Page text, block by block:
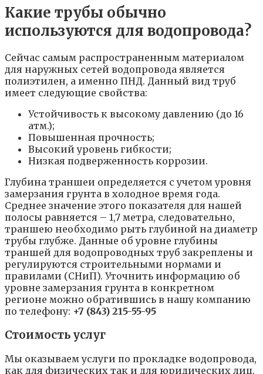
Какие трубы обычно
используются для водопровода?
Сейчас самым распространенным материалом
для наружных сетей водопровода является
полиэтилен, а именно ПНД. Данный вид труб
имеет следующие свойства:
Устойчивость к высокому давлению (до 16
атм.);
Повышенная прочность;
Высокий уровень гибкости;
Низкая подверженность коррозии.
Глубина траншеи определяется с учетом уровня
замерзания грунта в холодное время года.
Среднее значение этого показателя для нашей
полосы равняется – 1,7 метра, следовательно,
траншею необходимо рыть глубиной на диаметр
трубы глубже. Данные об уровне глубины
траншей для водопроводных труб закреплены и
регулируются строительными нормами и
правилами (СНиП). Уточнить информацию об
уровне замерзания грунта в конкретном
регионе можно обратившись в нашу компанию
по телефону: +7 (843) 215-55-95
Стоимость услуг
Мы оказываем услуги по прокладке водопровода,
как для физических так и для юридических лиц.